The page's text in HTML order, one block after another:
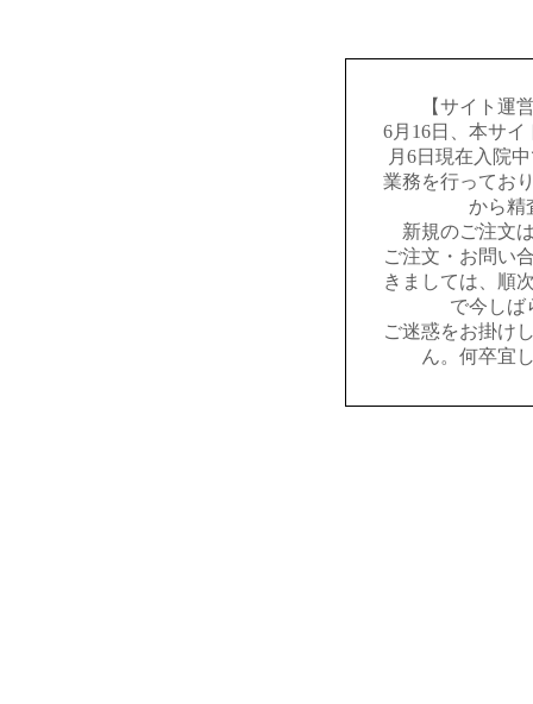
【サイト運
6月16日、本サ
月6日現在入院
業務を行ってお
から精
新規のご注文
ご注文・お問い
きましては、順
で今しば
ご迷惑をお掛け
ん。何卒宜